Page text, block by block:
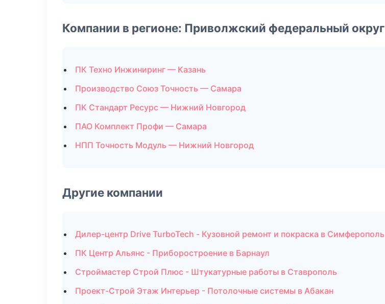
Компании в регионе: Приволжский федеральный округ
ПК Техно Инжиниринг — Казань
Производство Союз Точность — Самара
ПК Стандарт Ресурс — Нижний Новгород
ПАО Комплект Профи — Самара
НПП Точность Модуль — Нижний Новгород
Другие компании
Дилер-центр Drive TurboTech - Кузовной ремонт и покраска в Симферополь
ПК Центр Альянс - Приборостроение в Барнаул
Строймастер Строй Плюс - Штукатурные работы в Ставрополь
Проект-Строй Этаж Интерьер - Потолочные системы в Абакан